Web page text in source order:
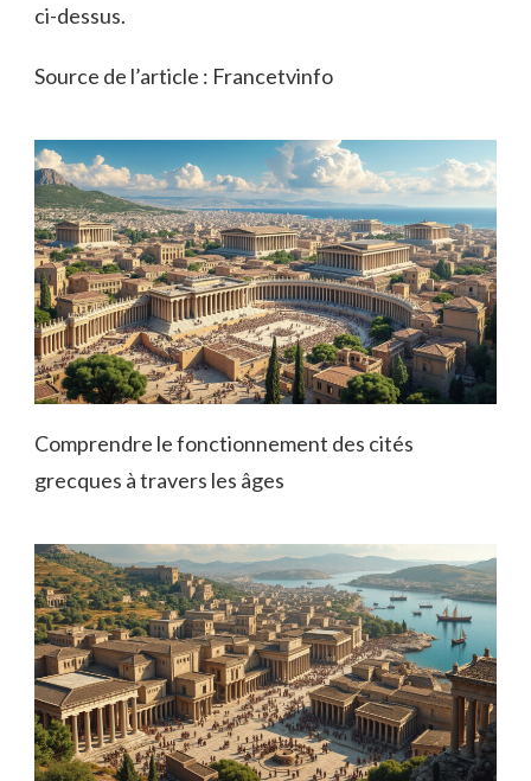
ci-dessus.
Source de l’article : Francetvinfo
Comprendre le fonctionnement des cités
grecques à travers les âges